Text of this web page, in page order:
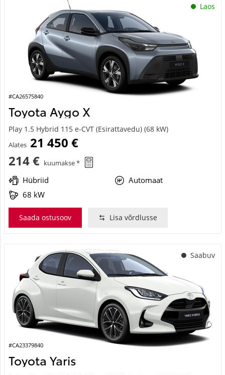
Laos
#CA26575840
Toyota Aygo X
Play 1.5 Hybrid 115 e-CVT (Esirattavedu) (68 kW)
Alates 21 450 €
214 € kuumakse *
Hübriid
Automaat
68 kW
Saada ostusoov Lisa võrdlusse
Saabuv
#CA23379840
Toyota Yaris